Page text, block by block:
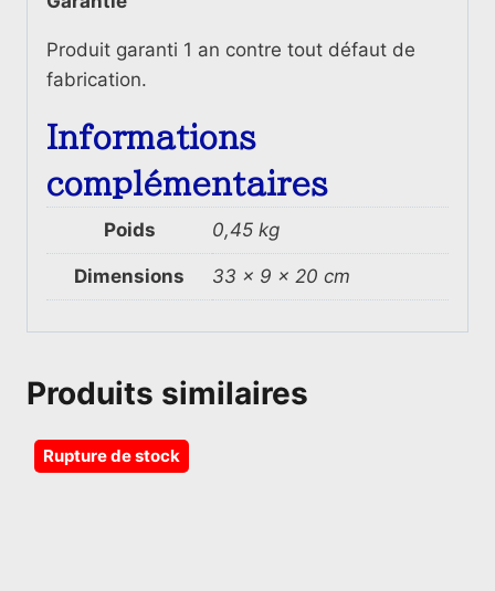
Produit garanti 1 an contre tout défaut de
fabrication.
Informations
complémentaires
Poids 0,45 kg
Dimensions 33 × 9 × 20 cm
Produits similaires
Rupture de stock